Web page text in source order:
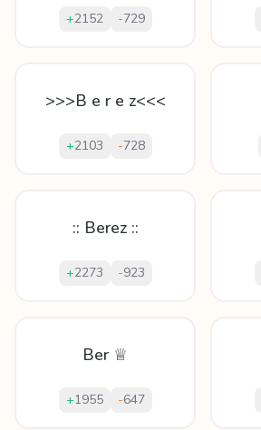
+2152 -729
>>>B e r e z<<<
+2103 -728
:: Berez ::
+2273 -923
Ber ♕
+1955 -647